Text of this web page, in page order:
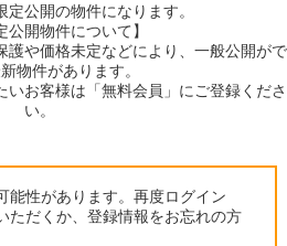
定公開の物件になります。
公開物件について】
護や価格未定などにより、一般公開がで
物件があります。
いお客様は「無料会員」にご登録くださ
い。
能性があります。再度ログイン
ただくか、登録情報をお忘れの方